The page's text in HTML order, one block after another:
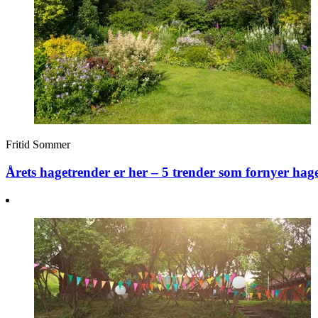
Fritid Sommer
Årets hagetrender er her – 5 trender som fornyer